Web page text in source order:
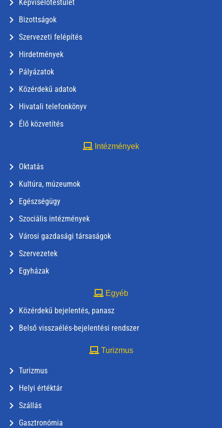
Képviselőtestület
Bizottságok
Szervezeti felépítés
Hirdetmények
Pályázatok
Közérdekű adatok
Hivatali telefonkönyv
Élő közvetítés
Intézmények
Oktatás
Kultúra, múzeumok
Egészségügy
Szociális intézmények
Városi gazdasági társaságok
Szervezetek
Egyházak
Egyéb
Közérdekű bejelentés, panasz
Belső visszaélés-bejelentési rendszer
Turizmus
Turizmus
Helyi értéktár
Szállás
Gasztronómia